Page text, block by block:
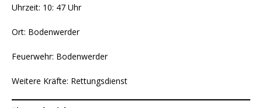
Uhrzeit: 10: 47 Uhr
Ort: Bodenwerder
Feuerwehr: Bodenwerder
Weitere Kräfte: Rettungsdienst